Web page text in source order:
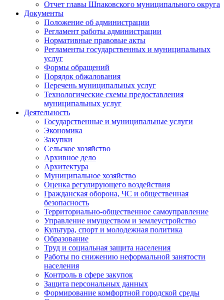
Отчет главы Шпаковского муниципального округа
Документы
Положение об администрации
Регламент работы администрации
Нормативные правовые акты
Регламенты государственных и муниципальных
услуг
Формы обращений
Порядок обжалования
Перечень муниципальных услуг
Технологические схемы предоставления
муниципальных услуг
Деятельность
Государственные и муниципальные услуги
Экономика
Закупки
Сельское хозяйство
Архивное дело
Архитектура
Муниципальное хозяйство
Оценка регулирующего воздействия
Гражданская оборона, ЧС и общественная
безопасность
Территориально-общественное самоуправление
Управление имуществом и землеустройство
Культура, спорт и молодежная политика
Образование
Труд и социальная защита населения
Работы по снижению неформальной занятости
населения
Контроль в сфере закупок
Защита персональных данных
Формирование комфортной городской среды